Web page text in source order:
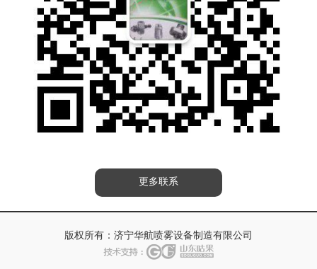
更多联系
版权所有： 济宁华航喷雾设备制造有限公司